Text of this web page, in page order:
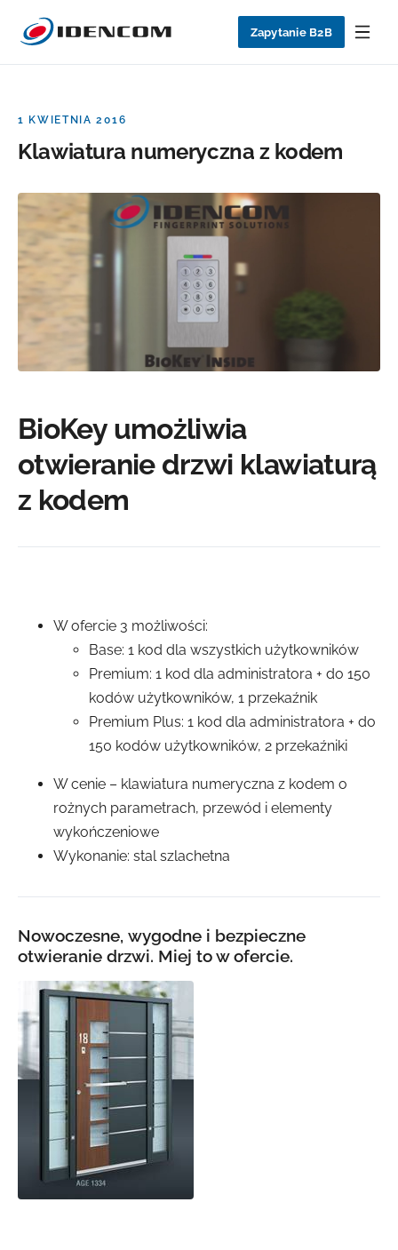
Zapytanie B2B
1 KWIETNIA 2016
Klawiatura numeryczna z kodem
BioKey umożliwia
otwieranie drzwi klawiaturą
z kodem
W ofercie 3 możliwości:
Base: 1 kod dla wszystkich użytkowników
Premium: 1 kod dla administratora + do 150
kodów użytkowników, 1 przekaźnik
Premium Plus: 1 kod dla administratora + do
150 kodów użytkowników, 2 przekaźniki
W cenie – klawiatura numeryczna z kodem o
rożnych parametrach, przewód i elementy
wykończeniowe
Wykonanie: stal szlachetna
Nowoczesne, wygodne i bezpieczne
otwieranie drzwi. Miej to w ofercie.